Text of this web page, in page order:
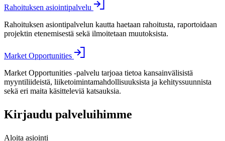
Rahoituksen asiointipalvelu
Rahoituksen asiontipalvelun kautta haetaan rahoitusta, raportoidaan
projektin etenemisestä sekä ilmoitetaan muutoksista.
Market Opportunities
Market Opportunities -palvelu tarjoaa tietoa kansainvälisistä
myyntiliideistä, liiketoimintamahdollisuuksista ja kehityssuunnista
sekä eri maita käsitteleviä katsauksia.
Kirjaudu palveluihimme
Aloita asiointi